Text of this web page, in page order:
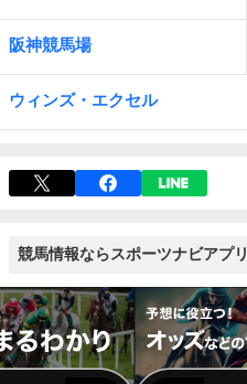
阪神競馬場
ウィンズ・エクセル
競馬情報ならスポーツナビアプリ